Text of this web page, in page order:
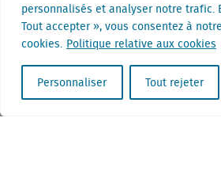
personnalisés et analyser notre trafic.
Tout accepter », vous consentez à
cookies. Politique relative aux cookies
Personnaliser Tout rejeter
Malines et Hilversum | Comment deux
sont confrontées aux mêmes questions
Qu’en est-il de la domination des